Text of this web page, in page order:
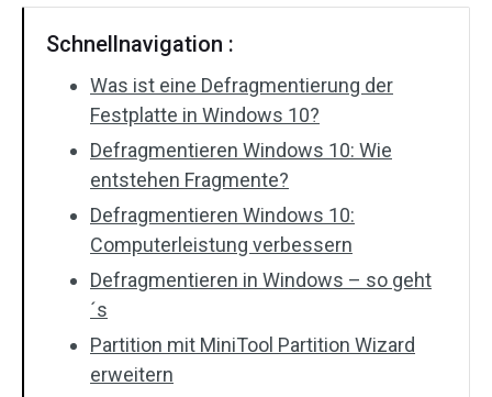
Schnellnavigation :
Was ist eine Defragmentierung der
Festplatte in Windows 10?
Defragmentieren Windows 10: Wie
entstehen Fragmente?
Defragmentieren Windows 10:
Computerleistung verbessern
Defragmentieren in Windows – so geht
´s
Partition mit MiniTool Partition Wizard
erweitern